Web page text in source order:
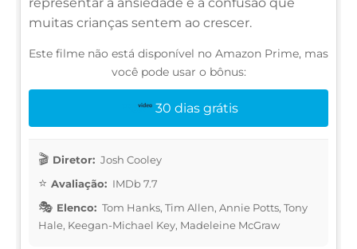
muitas crianças sentem ao crescer.
Este filme não está disponível no Amazon Prime, mas
você pode usar o bônus:
30 dias grátis
Diretor: Josh Cooley
Avaliação: IMDb 7.7
Elenco: Tom Hanks, Tim Allen, Annie Potts, Tony
Hale, Keegan-Michael Key, Madeleine McGraw